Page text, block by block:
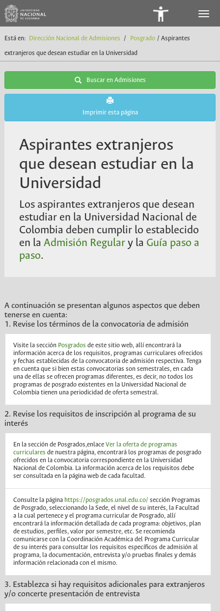
Está en: Dirección Nacional de Admisiones / Posgrado / Aspirantes
extranjeros que desean estudiar en la Universidad
Buscar en Admisiones
Imprimir esta página
Aspirantes extranjeros
que desean estudiar en la
Universidad
Los aspirantes extranjeros que desean
estudiar en la Universidad Nacional de
Colombia deben cumplir lo establecido
en la Admisión Regulary la Guía paso a
paso.
A continuación se presentan algunos aspectos que deben
tenerse en cuenta:
1. Revise los términos de la convocatoria de admisión
Visite la sección Posgrados de este sitio web, allí encontrará la
información acerca de los requisitos, programas curriculares ofrecidos
y fechas establecidas de la convocatoria de admisión respectiva. Tenga
en cuenta que si bien estas convocatorias son semestrales, en cada
una de ellas se ofrecen programas diferentes, es decir, no todos los
programas de posgrado existentes en la Universidad Nacional de
Colombia tienen una periodicidad de oferta semestral.
2. Revise los requisitos de inscripción al programa de su
interés
En la sección de Posgrados,enlace Ver la oferta de programas
curriculares de nuestra página, encontrará los programas de posgrado
ofrecidos en la convocatoria correspondiente en la Universidad
Nacional de Colombia. La información acerca de los requisitos debe
ser consultada en la página web de cada facultad.
Consulte la página https://posgrados.unal.edu.co/ sección Programas
de Posgrado, seleccionando la Sede, el nivel de su interés, la Facultad
a la cual pertenece y el programa curricular de Posgrado, allí
encontrará la información detallada de cada programa: objetivos, plan
de estudios, perfiles, valor por semestre, etc. Se recomienda
comunicarse con la Coordinación Académica del Programa Curricular
de su interés para consultar los requisitos específicos de admisión al
programa, la documentación, entrevista y/o pruebas finales y demás
información relacionada con el mismo.
3. Establezca si hay requisitos adicionales para extranjeros
y/o concerte presentación de entrevista